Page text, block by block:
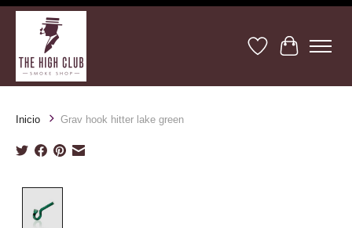
Lista de deseos
Cesta
Inicio Grav hook hitter lake green